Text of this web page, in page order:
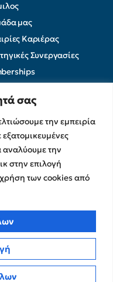
σας
την εμπειρία
αναλύουμε την
στην επιλογή
των cookies από
μας
Καριέρας
Συνεργασίες
Απορρήτου
Χρήσης
Cookies